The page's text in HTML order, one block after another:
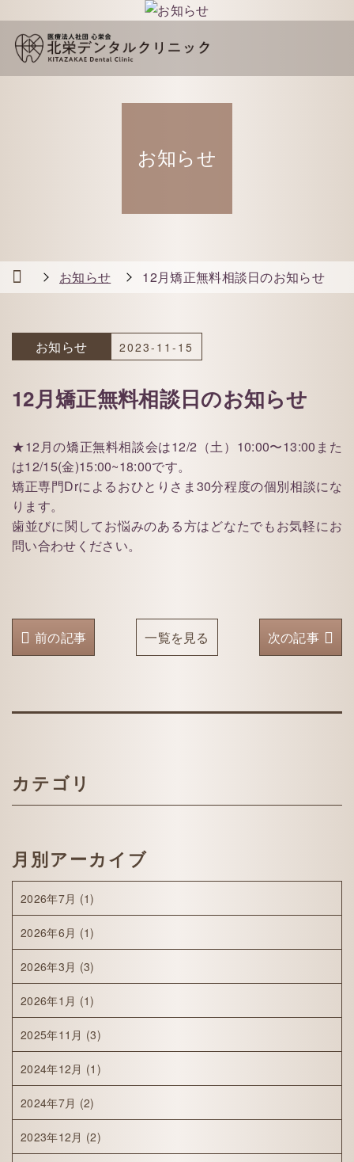
お知らせ
お知らせ 12月矯正無料相談日のお知らせ
お知らせ 2023-11-15
12月矯正無料相談日のお知らせ
★12月の矯正無料相談会は12/2（土）10:00〜13:00また
は12/15(金)15:00~18:00です。
矯正専門Drによるおひとりさま30分程度の個別相談にな
ります。
歯並びに関してお悩みのある方はどなたでもお気軽にお
問い合わせください。
前の記事 一覧を見る 次の記事
カテゴリ
月別アーカイブ
2026年7月 (1)
2026年6月 (1)
2026年3月 (3)
2026年1月 (1)
2025年11月 (3)
2024年12月 (1)
2024年7月 (2)
2023年12月 (2)